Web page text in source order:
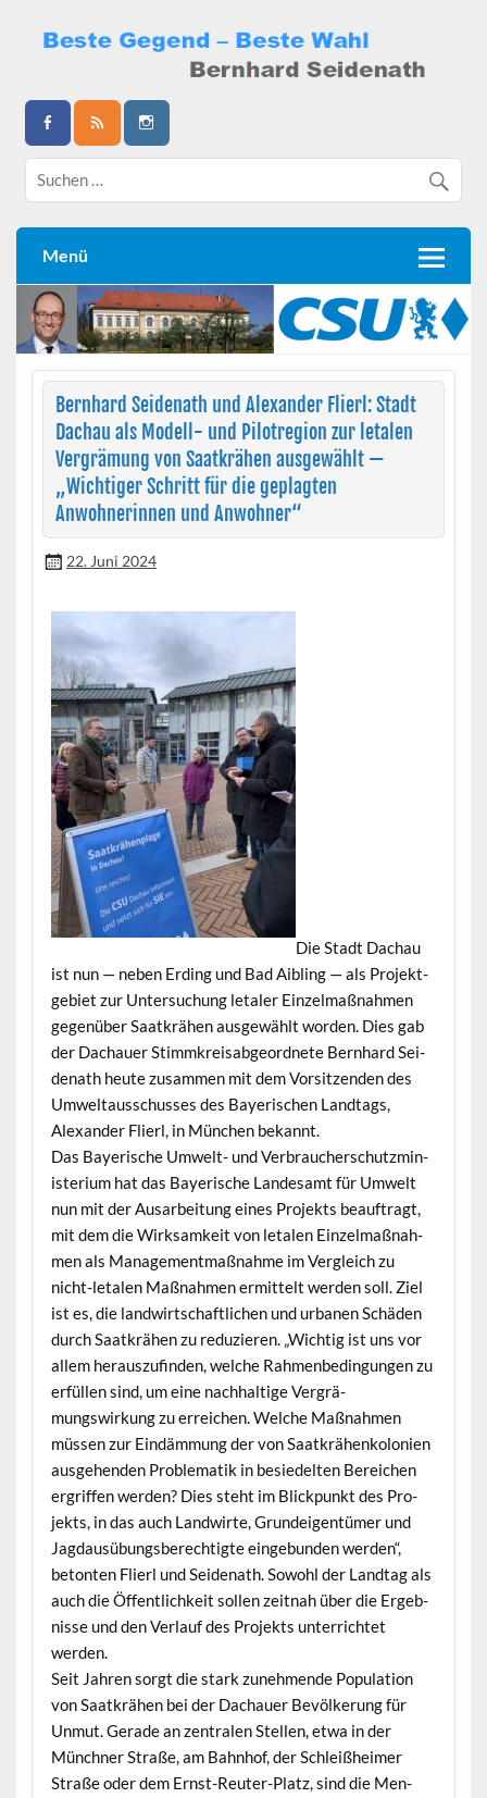
content
Bernhard Seidenath
Menü
Bernhard Seidenath und Alexander Flierl: Stadt
Dachau als Modell- und Pilotregion zur letalen
Vergrämung von Saatkrähen ausgewählt —
„Wichtiger Schritt für die geplagten
Anwohnerinnen und Anwohner“
22. Juni 2024
Die Stadt Dachau
ist nun — neben Erd­ing und Bad Aib­ling — als Pro­jek­t­
ge­bi­et zur Unter­suchung letaler Einzel­maß­nah­men
gegenüber Saatkrähen aus­gewählt wor­den. Dies gab
der Dachauer Stimmkreis­ab­ge­ord­nete Bern­hard Sei­
de­nath heute zusam­men mit dem Vor­sitzen­den des
Umweltauss­chuss­es des Bay­erischen Land­tags,
Alexan­der Flierl, in München bekannt.
Das Bay­erische Umwelt- und Ver­brauch­er­schutzmin­
is­teri­um hat das Bay­erische Lan­desamt für Umwelt
nun mit der Ausar­beitung eines Pro­jek­ts beauf­tragt,
mit dem die Wirk­samkeit von letal­en Einzel­maß­nah­
men als Man­age­ment­maß­nahme im Ver­gle­ich zu
nicht-letal­en Maß­nah­men ermit­telt wer­den soll. Ziel
ist es, die land­wirtschaftlichen und urba­nen Schä­den
durch Saatkrähen zu reduzieren. „Wichtig ist uns vor
allem her­auszufind­en, welche Rah­menbe­din­gun­gen zu
erfüllen sind, um eine nach­haltige Ver­grä­
mungswirkung zu erre­ichen. Welche Maß­nah­men
müssen zur Eindäm­mung der von Saatkrähenkolonien
aus­ge­hen­den Prob­lematik in besiedel­ten Bere­ichen
ergrif­f­en wer­den? Dies ste­ht im Blick­punkt des Pro­
jek­ts, in das auch Land­wirte, Grun­deigen­tümer und
Jag­dausübungs­berechtigte einge­bun­den wer­den“,
beton­ten Flierl und Sei­de­nath. Sowohl der Land­tag als
auch die Öffentlichkeit sollen zeit­nah über die Ergeb­
nisse und den Ver­lauf des Pro­jek­ts unter­richtet
werden.
Seit Jahren sorgt die stark zunehmende Pop­u­la­tion
von Saatkrähen bei der Dachauer Bevölkerung für
Unmut. Ger­ade an zen­tralen Stellen, etwa in der
Münch­n­er Straße, am Bahn­hof, der Schleißheimer
Straße oder dem Ernst-Reuter-Platz, sind die Men­